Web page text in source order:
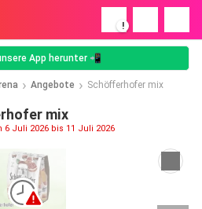
!
App herunter 📲
Angebote Schöfferhofer mix
mix
6 Juli 2026 bis 11 Juli 2026